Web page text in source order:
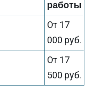
работы
От 17
000 руб.
От 17
500 руб.